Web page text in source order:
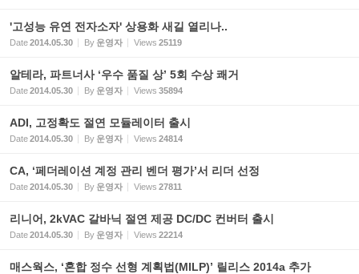
'고성능 유연 전자소자' 상용화 새길 열리나..
Date2014.05.30 By 운영자 Views 25119
알테라, 파트너사 ‘우수 품질 상’ 5회 수상 쾌거
Date2014.05.30 By 운영자 Views 35894
ADI, 고정확도 절연 모듈레이터 출시
Date2014.05.30 By 운영자 Views 24814
CA, ‘페더레이션 계정 관리 벤더 평가’서 리더 선정
Date2014.05.30 By 운영자 Views 27811
리니어, 2kVAC 갈바닉 절연 제공 DC/DC 컨버터 출시
Date2014.05.30 By 운영자 Views 22214
매스웍스, ‘혼합 정수 선형 계획법(MILP)’ 릴리스 2014a 추가